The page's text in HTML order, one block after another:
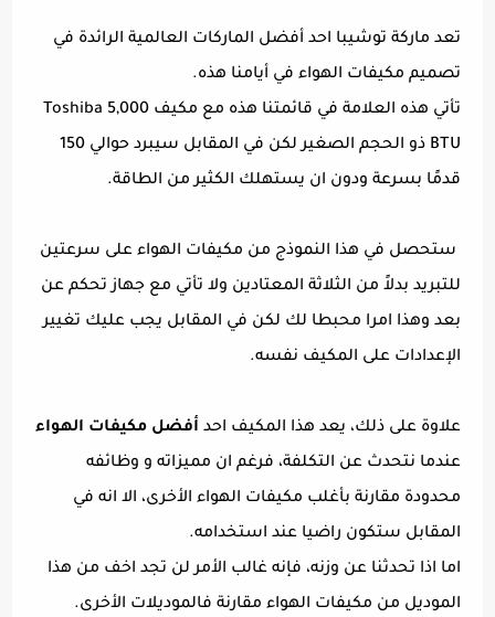
تعد ماركة توشيبا احد أفضل الماركات العالمية الرائدة في
تصميم مكيفات الهواء في أيامنا هذه.
تأتي هذه العلامة في قائمتنا هذه مع مكيف Toshiba 5,000
BTU ذو الحجم الصغير لكن في المقابل سيبرد حوالي 150
قدمًا بسرعة ودون ان يستهلك الكثير من الطاقة.
ستحصل في هذا النموذج من مكيفات الهواء على سرعتين
للتبريد بدلاً من الثلاثة المعتادين ولا تأتي مع جهاز تحكم عن
بعد وهذا امرا محبطا لك لكن في المقابل يجب عليك تغيير
الإعدادات على المكيف نفسه.
علاوة على ذلك، يعد هذا المكيف احد أفضل مكيفات الهواء
عندما نتحدث عن التكلفة، فرغم ان مميزاته و وظائفه
محدودة مقارنة بأغلب مكيفات الهواء الأخرى، الا انه في
المقابل ستكون راضيا عند استخدامه.
اما اذا تحدثنا عن وزنه، فإنه غالب الأمر لن تجد اخف من هذا
الموديل من مكيفات الهواء مقارنة فالموديلات الأخرى.